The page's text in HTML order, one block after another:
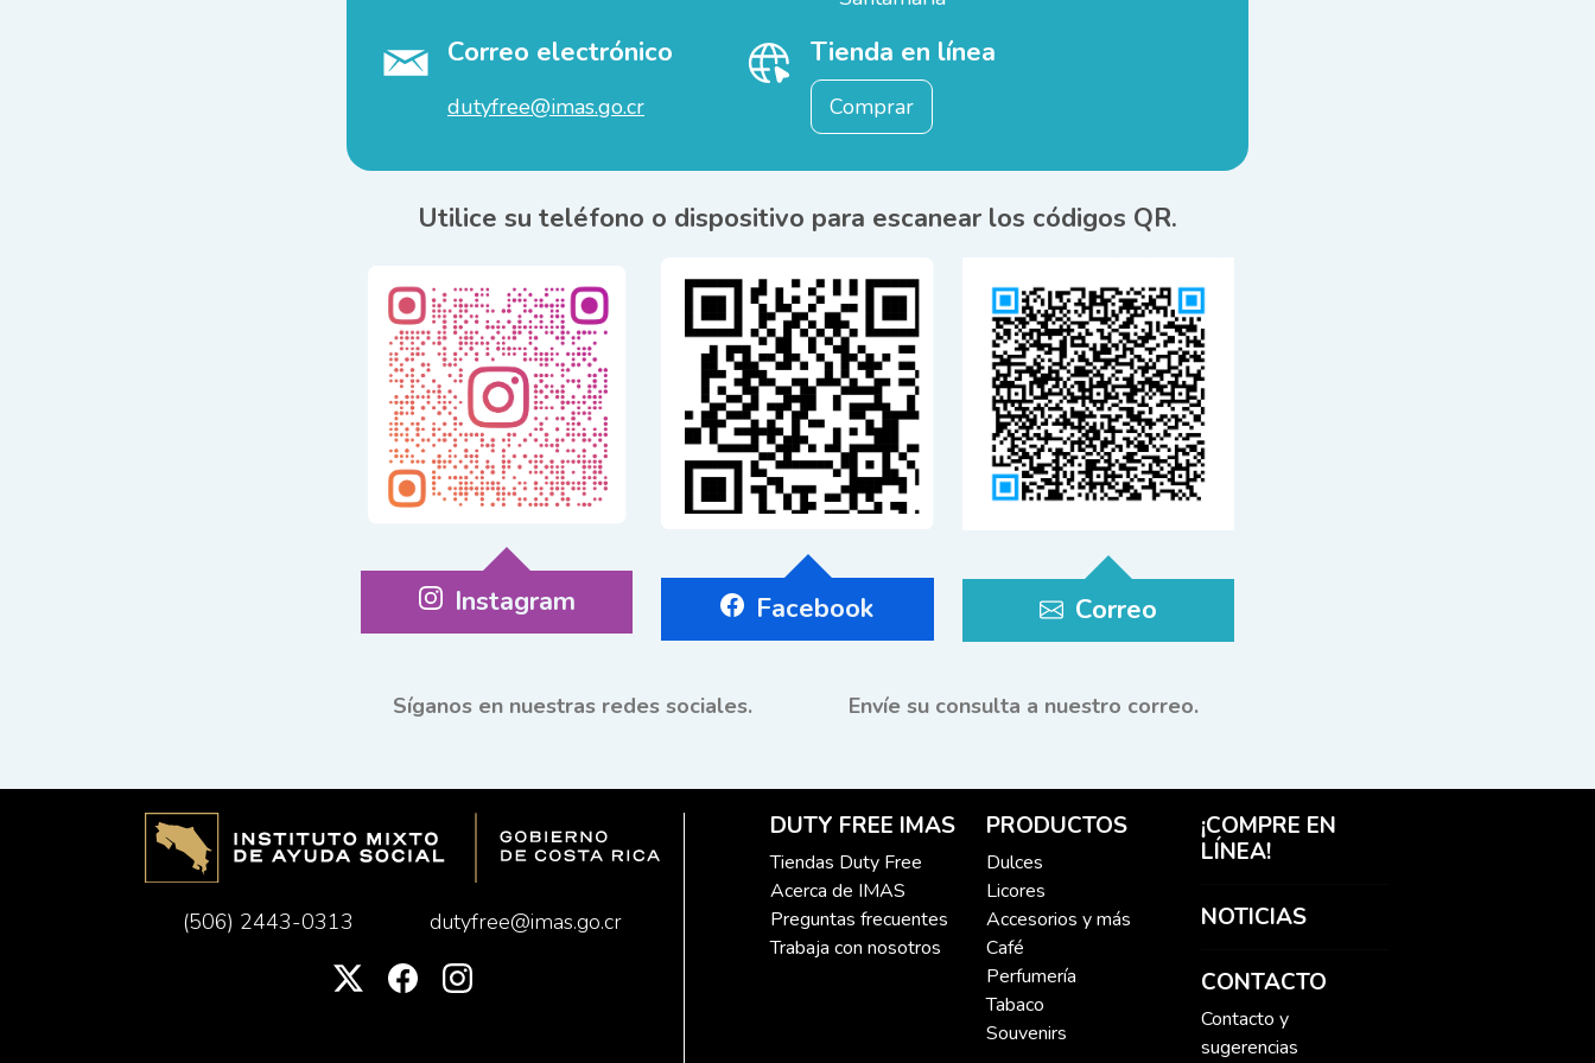
Correo electrónico
dutyfree@imas.go.cr
Tienda en línea
Comprar
Utilice su teléfono o dispositivo para escanear los códigos QR.
Instagram Facebook Correo
Síganos en nuestras redes sociales. Envíe su consulta a nuestro correo.
(506) 2443-0313 dutyfree@imas.go.cr
DUTY FREE IMAS
Tiendas Duty Free
Acerca de IMAS
Preguntas frecuentes
Trabaja con nosotros
PRODUCTOS
Dulces
Licores
Accesorios y más
Café
Perfumería
Tabaco
Souvenirs
¡COMPRE EN
LÍNEA!
NOTICIAS
CONTACTO
Contacto y
sugerencias